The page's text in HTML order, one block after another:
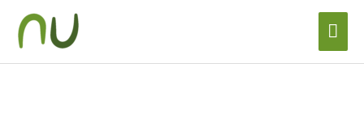
Inhalt
DSC02058